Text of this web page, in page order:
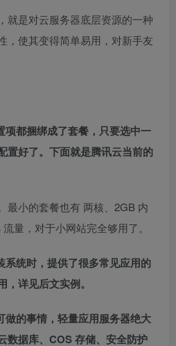
就是对云服务器底层资源的一种
，使其变得简单易用，对新手友
项都捆绑成了套餐，只要选中一
置好了。下面就是腾讯云当前的
最小的套餐也有 两核、2GB 内
量，对于小网站完全够用了。
系统时，提供了很多常见应用的
详见后文实例。
做的事情，轻量应用服务器绝大
数据库、COS 存储、安全防护